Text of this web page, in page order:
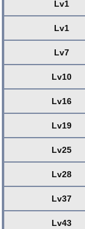
Lv1
Lv1
Lv7
Lv10
Lv16
Lv19
Lv25
Lv28
Lv37
Lv43